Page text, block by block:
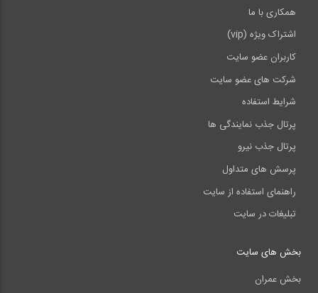
همکاری با ما
اشتراک ویژه (vip)
کاربران عضو سایت
شرکت های عضو سایت
شرایط استفاده
پرتال جذب نمایندگی ها
پرتال جذب نیرو
پرسش های متداول
راهنمای استفاده از سایت
تبلیغات در سایت
بخش های سایت
بخش عمران